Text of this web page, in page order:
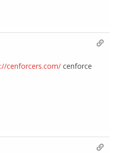
cenforcers.com/ cenforce